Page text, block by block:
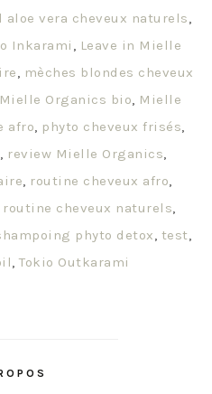
aloe vera cheveux naturels,
Inkarami , Leave in Mielle
, mèches blondes cheveux
Mielle Organics bio, Mielle
afro, phyto cheveux frisés,
, review Mielle Organics,
, routine cheveux afro,
routine cheveux naturels,
phyto detox, test,
,Tokio Outkarami